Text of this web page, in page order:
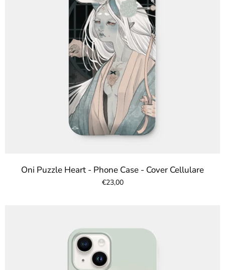
Oni Puzzle Heart - Phone Case - Cover Cellulare
€23,00